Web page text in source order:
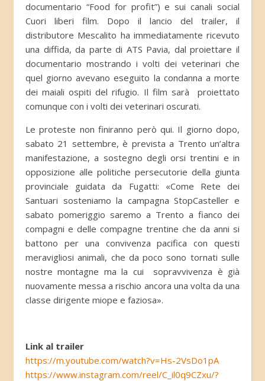
documentario “Food for profit”) e sui canali social
Cuori liberi film. Dopo il lancio del trailer, il
distributore Mescalito ha immediatamente ricevuto
una diffida, da parte di ATS Pavia, dal proiettare il
documentario mostrando i volti dei veterinari che
quel giorno avevano eseguito la condanna a morte
dei maiali ospiti del rifugio. Il film sarà proiettato
comunque con i volti dei veterinari oscurati.
Le proteste non finiranno però qui. Il giorno dopo,
sabato 21 settembre, è prevista a Trento un’altra
manifestazione, a sostegno degli orsi trentini e in
opposizione alle politiche persecutorie della giunta
provinciale guidata da Fugatti: «Come Rete dei
Santuari sosteniamo la campagna StopCasteller e
sabato pomeriggio saremo a Trento a fianco dei
compagni e delle compagne trentine che da anni si
battono per una convivenza pacifica con questi
meravigliosi animali, che da poco sono tornati sulle
nostre montagne ma la cui sopravvivenza è già
nuovamente messa a rischio ancora una volta da una
classe dirigente miope e faziosa».
Link al trailer
https://m.youtube.com/watch?v=Hs-2VsDo1pA
https://www.instagram.com/reel/C_il0q9CZxu/?